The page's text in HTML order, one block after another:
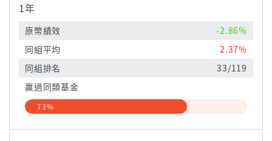
1年
原幣績效
-2.86%
同組平均
2.37%
同組排名
33/119
贏過同類基金
73%